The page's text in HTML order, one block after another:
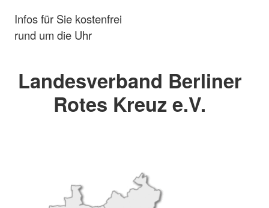
Infos für Sie kostenfrei
rund um die Uhr
Landesverband Berliner
Rotes Kreuz e.V.